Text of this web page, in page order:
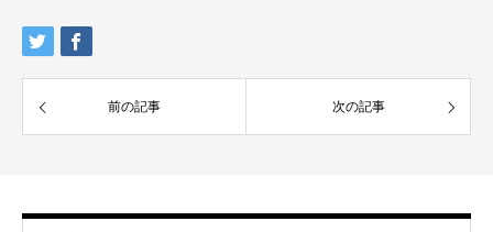
前の記事 次の記事